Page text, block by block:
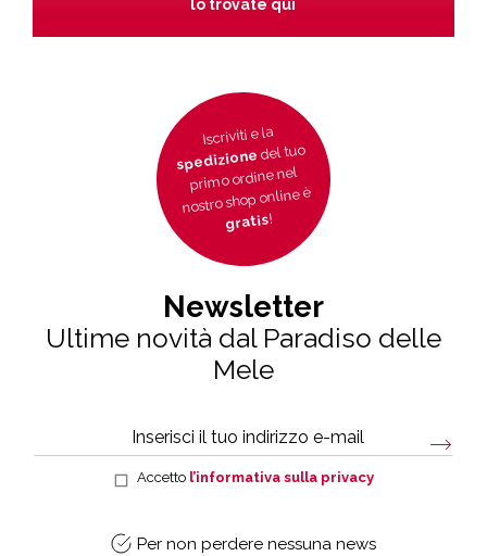
lo trovate qui
Iscriviti e la
spedizionedel tuo
primo ordine nel
nostro shop online è
gratis!
Newsletter
Ultime novità dal Paradiso delle
Mele
Accetto l’informativa sulla privacy
Per non perdere nessuna news